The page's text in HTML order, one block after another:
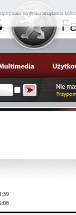
na dysku urządzenia